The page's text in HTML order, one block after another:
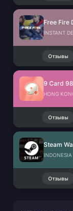
INSTANT
Отзывы
9 Card
HONG
Отзывы
INDONESIA
Отзывы